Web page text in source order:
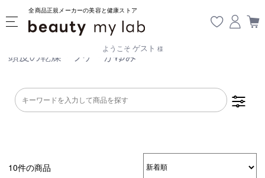
全商品正規メーカーの美容と健康ストア
ようこそ ゲスト 様
頭皮の乾燥・フケ・かゆみ
10件の商品